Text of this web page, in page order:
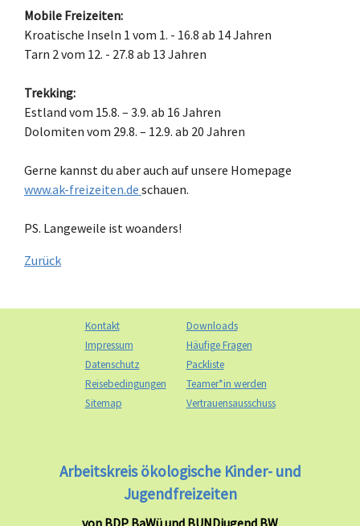
Mobile Freizeiten:
Kroatische Inseln 1 vom 1. - 16.8 ab 14 Jahren
Tarn 2 vom 12. - 27.8 ab 13 Jahren
Trekking:
Estland vom 15.8. – 3.9. ab 16 Jahren
Dolomiten vom 29.8. – 12.9. ab 20 Jahren
Gerne kannst du aber auch auf unsere Homepage
www.ak-freizeiten.de schauen.
PS. Langeweile ist woanders!
Zurück
Kontakt
Impressum
Datenschutz
Reisebedingungen
Sitemap
Downloads
Häufige Fragen
Packliste
Teamer*in werden
Vertrauensausschuss
Arbeitskreis ökologische Kinder- und
Jugendfreizeiten
von BDP BaWü und BUNDjugend BW